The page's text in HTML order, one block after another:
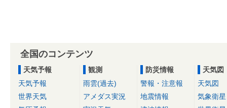
全国のコンテンツ
天気予報
天気予報
世界天気
観測
雨雲(過去)
アメダス実況
防災情報
警報・注意報
地震情報
天気図
天気図
気象衛星